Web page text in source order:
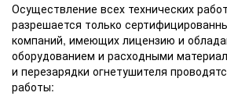
Осуществление всех технических
разрешается только
компаний, имеющих лицензию и
оборудованием и расходными
и перезарядки огнетушителя
работы: